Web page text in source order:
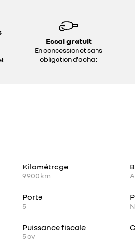
Essai gratuit
En concession et sans
obligation d'achat
Kilométrage
9 900 km
Porte
5
Puissance fiscale
5cv